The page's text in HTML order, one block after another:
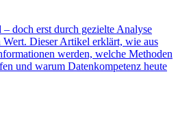
doch erst durch gezielte Analyse
Wert. Dieser Artikel erklärt, wie aus
werden, welche Methoden
und warum Datenkompetenz heute